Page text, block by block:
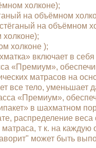
холконе);
на объёмном
на объёмном
холконе );
включает в
«Премиум»,
матрасов на
все тело, уменьшает
«Премиум»,
в шахматном
распределение
т к. на
может быть